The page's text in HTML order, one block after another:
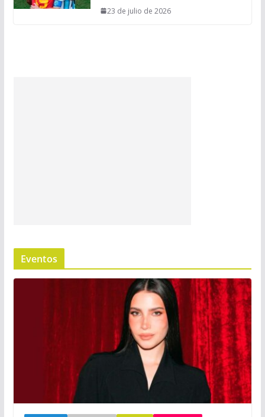
23 de julio de 2026
Eventos